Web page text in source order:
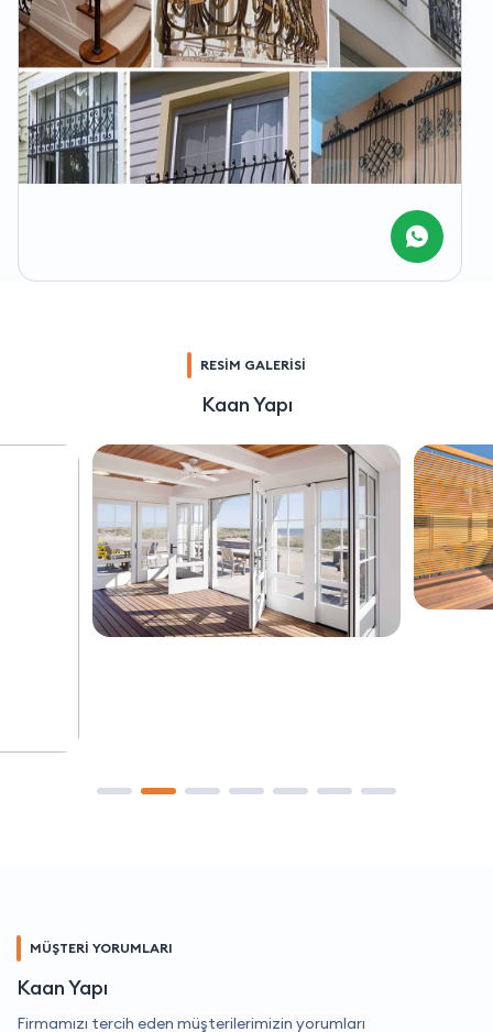
RESİM GALERİSİ
Kaan Yapı
MÜŞTERİ YORUMLARI
Kaan Yapı
Firmamızı tercih eden müşterilerimizin yorumları